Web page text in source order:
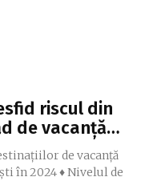
riscul din
de vacanţă…
de vacanţă
în 2024 ♦ Nivelul de